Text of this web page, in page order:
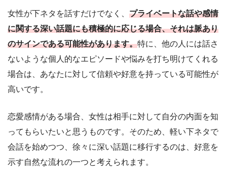
女性が下ネタを話すだけでなく、 プライベートな話や感情
に関する深い話題にも積極的に応じる場合、それは脈あり
のサインである可能性があります。特に、他の人には話さ
ないような個人的なエピソードや悩みを打ち明けてくれる
場合は、あなたに対して信頼や好意を持っている可能性が
高いです。
恋愛感情がある場合、女性は相手に対して自分の内面を知
ってもらいたいと思うものです。そのため、軽い下ネタで
会話を始めつつ、徐々に深い話題に移行するのは、好意を
示す自然な流れの一つと考えられます。